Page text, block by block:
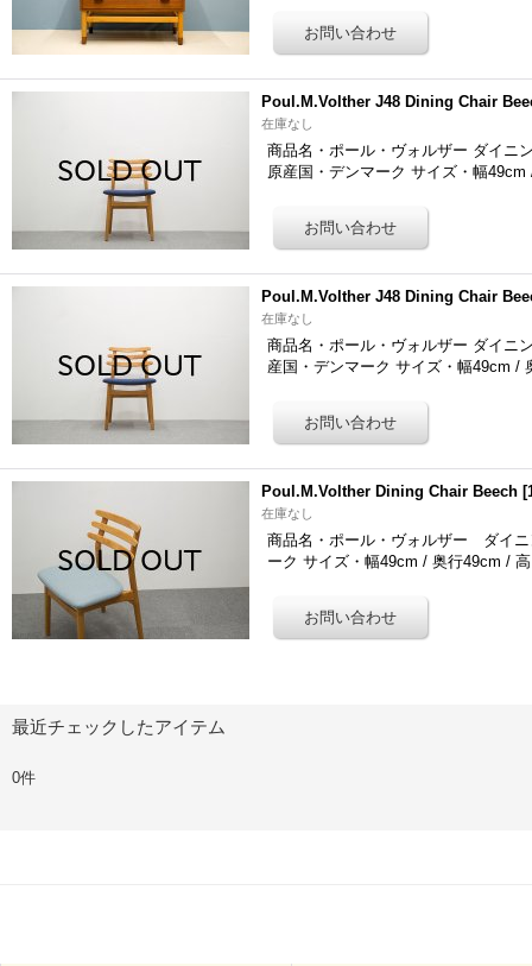
Poul.M.Volther J48 Dining Chair
在庫なし
商品名・ポール・ヴォルザー ダイニ
原産国・デンマーク サイズ・幅
Poul.M.Volther J48 Dining Chair
在庫なし
商品名・ポール・ヴォルザー ダイニ
産国・デンマーク サイズ・幅49cm /
Poul.M.Volther Dining Chair Beech [
在庫なし
商品名・ポール・ヴォルザー ダイニ
ーク サイズ・幅49cm / 奥行49cm /
最近チェックしたアイテム
0件